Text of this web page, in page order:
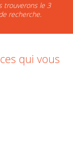
trouverons le 3
recherche.
qui vous